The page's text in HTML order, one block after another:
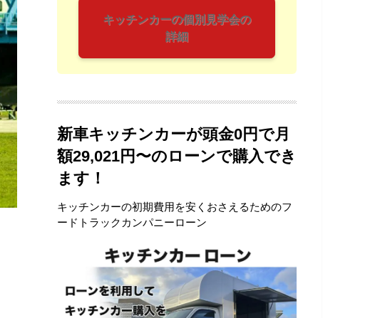
キッチンカーの個別見学会の
詳細
新車キッチンカーが頭金0円で月
額29,021円〜のローンで購入でき
ます！
キッチンカーの初期費用を安くおさえるためのフ
ードトラックカンパニーローン